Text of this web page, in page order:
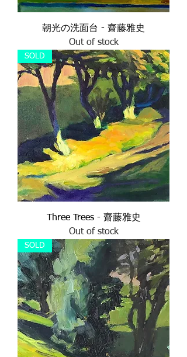
朝光の洗面台 - 齋藤雅史
Out of stock
SOLD
Three Trees - 齋藤雅史
Out of stock
SOLD